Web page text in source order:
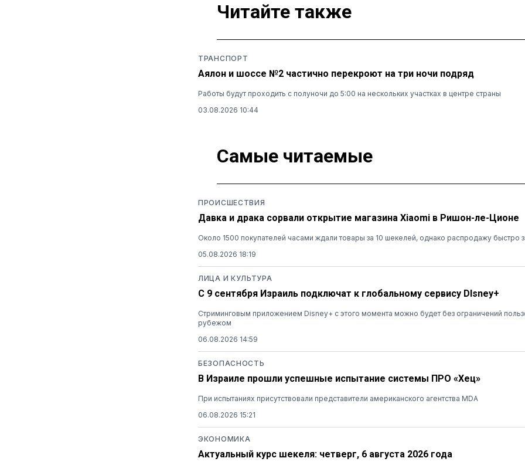
Читайте также
ТРАНСПОРТ
Аялон и шоссе №2 частично перекроют на три ночи подряд
Работы будут проходить с полуночи до 5:00 на нескольких участках в центре страны
03.08.2026 10:44
Самые читаемые
ПРОИСШЕСТВИЯ
Давка и драка сорвали открытие магазина Xiaomi в Ришон-ле-Ционе
Около 1500 покупателей часами ждали товары за 10 шекелей, однако распродажу быстро
05.08.2026 18:19
ЛИЦА И КУЛЬТУРА
С 9 сентября Израиль подключат к глобальному сервису DIsney+
Стриминговым приложением Disney+ с этого момента можно будет без ограничений
рубежом
06.08.2026 14:59
БЕЗОПАСНОСТЬ
В Израиле прошли успешные испытание системы ПРО «Хец»
При испытаниях присутствовали представители американского агентства MDA
06.08.2026 15:21
ЭКОНОМИКА
Актуальный курс шекеля: четверг, 6 августа 2026 года